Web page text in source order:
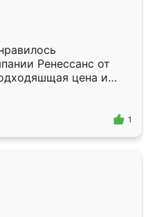
Ренессанс от
цена и
Приехавший
Владислав
самый
1